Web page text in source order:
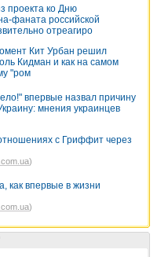
проекта ко Дню
фаната российской
отреагиро
Кит Урбан решил
Кидман и как на самом
"ром
впервые назвал причину
мнения украинцев
с Гриффит через
)
как впервые в жизни
)